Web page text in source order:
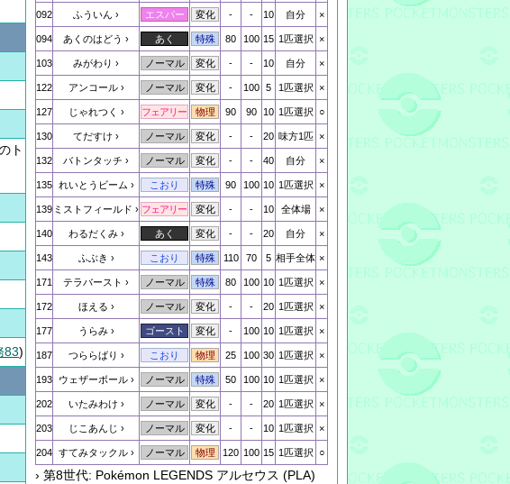
ト
83)
092 ふういん エスパー 変化 - - 10 自分 ×
094 あくのはどう あく 特殊 80 100 15 1匹選択 ×
103 みがわり ノーマル 変化 - - 10 自分 ×
122 アンコール ノーマル 変化 - 100 5 1匹選択 ×
127 じゃれつく フェアリー 物理 90 90 10 1匹選択 ○
130 てだすけ ノーマル 変化 - - 20 味方1匹 ×
132 バトンタッチ ノーマル 変化 - - 40 自分 ×
135 れいとうビーム こおり 特殊 90 100 10 1匹選択 ×
139 ミストフィールド フェアリー 変化 - - 10 全体場 ×
140 わるだくみ あく 変化 - - 20 自分 ×
143 ふぶき こおり 特殊 110 70 5 相手全体 ×
171 テラバースト ノーマル 特殊 80 100 10 1匹選択 ×
172 ほえる ノーマル 変化 - - 20 1匹選択 ×
177 うらみ ゴースト 変化 - 100 10 1匹選択 ×
187 つららばり こおり 物理 25 100 30 1匹選択 ×
193 ウェザーボール ノーマル 特殊 50 100 10 1匹選択 ×
202 いたみわけ ノーマル 変化 - - 20 1匹選択 ×
203 じこあんじ ノーマル 変化 - - 10 1匹選択 ×
204 すてみタックル ノーマル 物理 120 100 15 1匹選択 ○
› 第8世代: Pokémon LEGENDS アルセウス (PLA)